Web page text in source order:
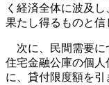
く経済全体に波及
果たし得るものと信
次に、民間需要に
住宅金融公庫の個人
に、貸付限度額を